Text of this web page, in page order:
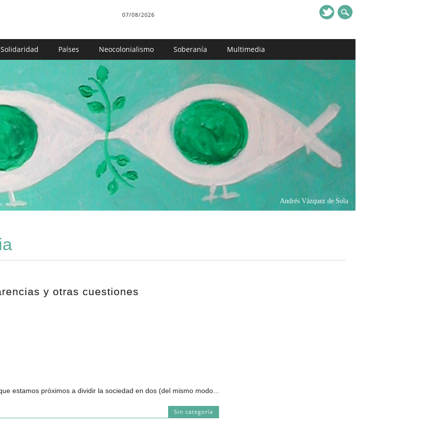
07/08/2026
Solidaridad Países Neocolonialismo Soberanía Multimedia
Andrés Vázquez de Sola
y otras cuestiones
estamos próximos a dividir la sociedad en dos (del mismo modo...
Sin categoría